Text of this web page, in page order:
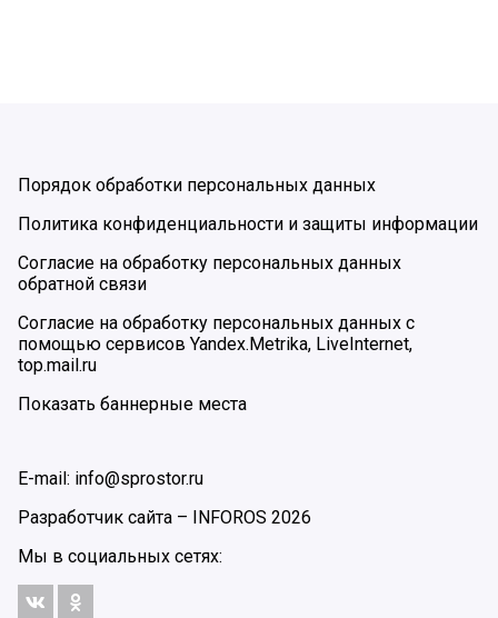
Порядок обработки персональных данных
Политика конфиденциальности и защиты информации
Согласие на обработку персональных данных
обратной связи
Согласие на обработку персональных данных с
помощью сервисов Yandex.Metrika, LiveInternet,
top.mail.ru
Показать баннерные места
E-mail: info@sprostor.ru
Разработчик сайта –
INFOROS 2026
Мы в социальных сетях: